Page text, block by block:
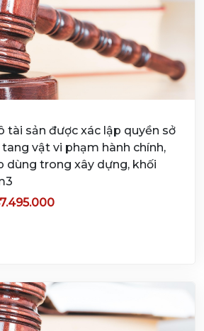
tài sản được xác lập quyền sở
vật vi phạm hành chính,
dùng trong xây dựng, khối